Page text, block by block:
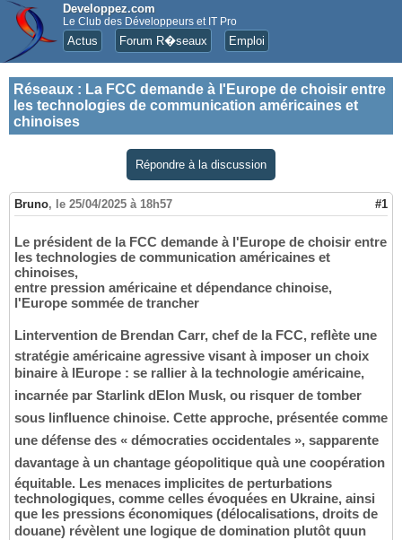
Developpez.com
Le Club des Développeurs et IT Pro
Actus Forum R�seaux Emploi
Réseaux : La FCC demande à l'Europe de choisir entre
les technologies de communication américaines et
chinoises
Répondre à la discussion
Bruno, le 25/04/2025 à 18h57 #1
Le président de la FCC demande à l'Europe de choisir entre
les technologies de communication américaines et
chinoises,
entre pression américaine et dépendance chinoise,
l'Europe sommée de trancher
Lintervention de Brendan Carr, chef de la FCC, reflète une
stratégie américaine agressive visant à imposer un choix
binaire à lEurope : se rallier à la technologie américaine,
incarnée par Starlink dElon Musk, ou risquer de tomber
sous linfluence chinoise. Cette approche, présentée comme
une défense des « démocraties occidentales », sapparente
davantage à un chantage géopolitique quà une coopération
équitable. Les menaces implicites de perturbations
technologiques, comme celles évoquées en Ukraine, ainsi
que les pressions économiques (délocalisations, droits de
douane) révèlent une logique de domination plutôt quun